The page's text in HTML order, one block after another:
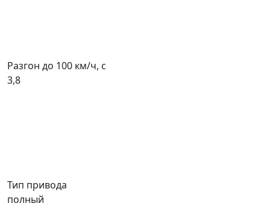
Разгон до 100 км/ч, с
3,8
Тип привода
полный